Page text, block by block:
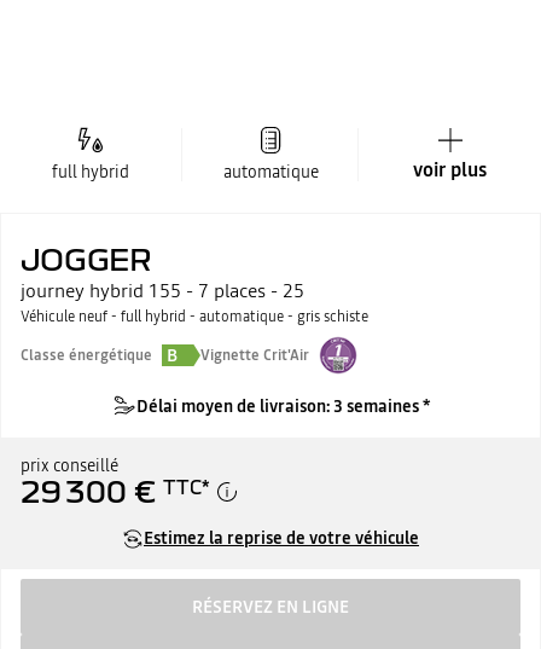
full hybrid automatique voir plus
JOGGER
journey hybrid 155 - 7 places - 25
Véhicule neuf - full hybrid - automatique - gris schiste
Classe énergétique
B Vignette Crit'Air
Délai moyen de livraison: 3 semaines *
prix conseillé
29 300 € TTC*
Estimez la reprise de votre véhicule
RÉSERVEZ EN LIGNE